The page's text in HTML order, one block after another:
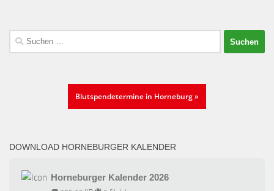
Suchen
nach:
Blutspendetermine in Horneburg »
DOWNLOAD HORNEBURGER KALENDER
Horneburger Kalender 2026